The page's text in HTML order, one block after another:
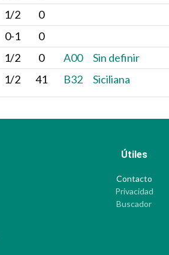
1/2
0
0-1
0
1/2 0 A00
Sin definir
1/2 41 B32 Siciliana
Útiles
Contacto
Privacidad
Buscador